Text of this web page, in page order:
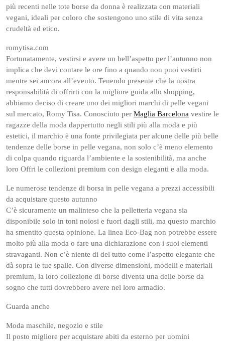
più recenti nelle tote borse da donna è realizzata con materiali
vegani, ideali per coloro che sostengono uno stile di vita senza
crudeltà ed etico.
romytisa.com
Fortunatamente, vestirsi e avere un bell’aspetto per l’autunno non
implica che devi contare le ore fino a quando non puoi vestirti
mentre sei ancora all’evento. Tenendo presente che la nostra
responsabilità di offrirti con la migliore guida allo shopping,
abbiamo deciso di creare uno dei migliori marchi di pelle vegani
sul mercato, Romy Tisa. Conosciuto per Maglia Barcelona vestire le
ragazze della moda dappertutto negli stili più alla moda e più
estetici, il marchio è una fonte privilegiata per alcune delle più belle
tendenze delle borse in pelle vegana, non solo c’è meno elemento
di colpa quando riguarda l’ambiente e la sostenibilità, ma anche
loro Offri le collezioni premium con design eleganti e alla moda.
Le numerose tendenze di borsa in pelle vegana a prezzi accessibili
da acquistare questo autunno
C’è sicuramente un malinteso che la pelletteria vegana sia
disponibile solo in toni noiosi e fuori dagli stili, ma questo marchio
ha smentito questa opinione. La linea Eco-Bag non potrebbe essere
molto più alla moda o fare una dichiarazione con i suoi elementi
stravaganti. Non c’è niente di del tutto come l’aspetto elegante che
dà sopra le tue spalle. Con diverse dimensioni, modelli e materiali
premium, la loro collezione di borse diventa una delle borse da
sogno che tutti dovrebbero avere nel loro armadio.
Guarda anche
Moda maschile, negozio e stile
Il posto migliore per acquistare abiti da esterno per uomini